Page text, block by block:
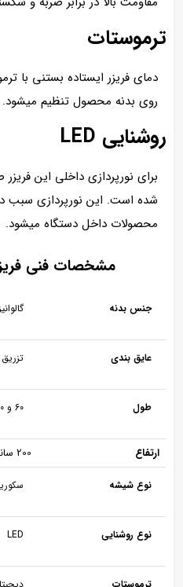
ترموستات
دمای فریزر ایستاده بستنی با
روی بدنه محصول تنظیم میشود.
روشنایی LED
شده است. این نورپردازی سبب
محصولات داخل دستگاه میشود.
مشخصات فنی
جنس بدنه
عایق بندی
طول 60 و 70 سانتی متر
ارتفاع 200 سانتی متر
نوع شیشه
نوع روشنایی LED